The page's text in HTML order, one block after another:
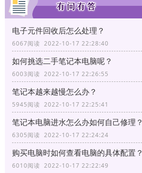
电子元件回收后怎么处理？
6067阅读 2022-10-17 22:28:40
如何挑选二手笔记本电脑呢？
6003阅读 2022-10-17 22:26:55
笔记本越来越慢怎么办？
5945阅读 2022-10-17 22:25:41
笔记本电脑进水怎么办如何自己修理？
6305阅读 2022-10-17 22:24:24
购买电脑时如何查看电脑的具体配置？
6010阅读 2022-10-17 22:22:49